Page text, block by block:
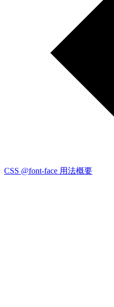
CSS @font-face 用法概要